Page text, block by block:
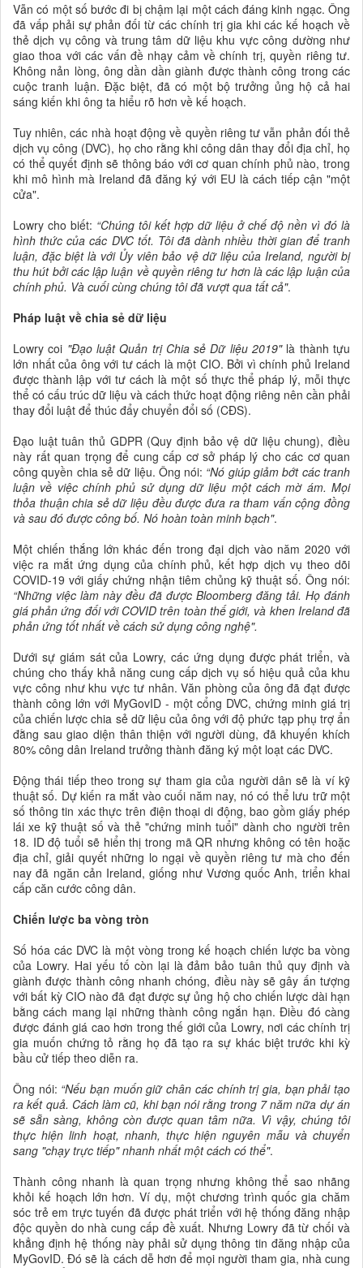
Vẫn có một số bước đi bị chậm lại một cách đáng kinh ngạc. Ông
đã vấp phải sự phản đối từ các chính trị gia khi các kế hoạch về
thẻ dịch vụ công và trung tâm dữ liệu khu vực công dường như
giao thoa với các vấn đề nhạy cảm về chính trị, quyền riêng tư.
Không nản lòng, ông dần dần giành được thành công trong các
cuộc tranh luận. Đặc biệt, đã có một bộ trưởng ủng hộ cả hai
sáng kiến ​​khi ông ta hiểu rõ hơn về kế hoạch.
Tuy nhiên, các nhà hoạt động về quyền riêng tư vẫn phản đối thẻ
dịch vụ công (DVC), họ cho rằng khi công dân thay đổi địa chỉ, họ
có thể quyết định sẽ thông báo với cơ quan chính phủ nào, trong
khi mô hình mà Ireland đã đăng ký với EU là cách tiếp cận "một
cửa".
Lowry cho biết: “Chúng tôi kết hợp dữ liệu ở chế độ nền vì đó là
hình thức của các DVC tốt. Tôi đã dành nhiều thời gian để tranh
luận, đặc biệt là với Ủy viên bảo vệ dữ liệu của Ireland, người bị
thu hút bởi các lập luận về quyền riêng tư hơn là các lập luận của
chính phủ. Và cuối cùng chúng tôi đã vượt qua tất cả".
Pháp luật về chia sẻ dữ liệu
Lowry coi "Đạo luật Quản trị Chia sẻ Dữ liệu 2019" là thành tựu
lớn nhất của ông với tư cách là một CIO. Bởi vì chính phủ Ireland
được thành lập với tư cách là một số thực thể pháp lý, mỗi thực
thể có cấu trúc dữ liệu và cách thức hoạt động riêng nên cần phải
thay đổi luật để thúc đẩy chuyển đổi số (CĐS).
Đạo luật tuân thủ GDPR (Quy định bảo vệ dữ liệu chung), điều
này rất quan trọng để cung cấp cơ sở pháp lý cho các cơ quan
công quyền chia sẻ dữ liệu. Ông nói: “Nó giúp giảm bớt các tranh
luận về việc chính phủ sử dụng dữ liệu một cách mờ ám. Mọi
thỏa thuận chia sẻ dữ liệu đều được đưa ra tham vấn cộng đồng
và sau đó được công bố. Nó hoàn toàn minh bạch".
Một chiến thắng lớn khác đến trong đại dịch vào năm 2020 với
việc ra mắt ứng dụng của chính phủ, kết hợp dịch vụ theo dõi
COVID-19 với giấy chứng nhận tiêm chủng kỹ thuật số. Ông nói:
“Những việc làm này đều đã được Bloomberg đăng tải. Họ đánh
giá phản ứng đối với COVID trên toàn thế giới, và khen Ireland đã
phản ứng tốt nhất về cách sử dụng công nghệ".
Dưới sự giám sát của Lowry, các ứng dụng được phát triển, và
chúng cho thấy khả năng cung cấp dịch vụ số hiệu quả của khu
vực công như khu vực tư nhân. Văn phòng của ông đã đạt được
thành công lớn với MyGovID - một cổng DVC, chứng minh giá trị
của chiến lược chia sẻ dữ liệu của ông với độ phức tạp phụ trợ ẩn
đằng sau giao diện thân thiện với người dùng, đã khuyến khích
80% công dân Ireland trưởng thành đăng ký một loạt các DVC.
Động thái tiếp theo trong sự tham gia của người dân sẽ là ví kỹ
thuật số. Dự kiến ​​ra mắt vào cuối năm nay, nó có thể lưu trữ một
số thông tin xác thực trên điện thoại di động, bao gồm giấy phép
lái xe kỹ thuật số và thẻ "chứng minh tuổi" dành cho người trên
18. ID độ tuổi sẽ hiển thị trong mã QR nhưng không có tên hoặc
địa chỉ, giải quyết những lo ngại về quyền riêng tư mà cho đến
nay đã ngăn cản Ireland, giống như Vương quốc Anh, triển khai
cấp căn cước công dân.
Chiến lược ba vòng tròn
Số hóa các DVC là một vòng trong kế hoạch chiến lược ba vòng
của Lowry. Hai yếu tố còn lại là đảm bảo tuân thủ quy định và
giành được thành công nhanh chóng, điều này sẽ gây ấn tượng
với bất kỳ CIO nào đã đạt được sự ủng hộ cho chiến lược dài hạn
bằng cách mang lại những thành công ngắn hạn. Điều đó càng
được đánh giá cao hơn trong thế giới của Lowry, nơi các chính trị
gia muốn chứng tỏ rằng họ đã tạo ra sự khác biệt trước khi kỳ
bầu cử tiếp theo diễn ra.
Ông nói: “Nếu bạn muốn giữ chân các chính trị gia, bạn phải tạo
ra kết quả. Cách làm cũ, khi bạn nói rằng trong 7 năm nữa dự án
sẽ sẵn sàng, không còn được quan tâm nữa. Vì vậy, chúng tôi
thực hiện linh hoạt, nhanh, thực hiện nguyên mẫu và chuyển
sang "chạy trực tiếp" nhanh nhất một cách có thể".
Thành công nhanh là quan trọng nhưng không thể sao nhãng
khỏi kế hoạch lớn hơn. Ví dụ, một chương trình quốc gia chăm
sóc trẻ em trực tuyến đã được phát triển với hệ thống đăng nhập
độc quyền do nhà cung cấp đề xuất. Nhưng Lowry đã từ chối và
khẳng định hệ thống này phải sử dụng thông tin đăng nhập của
MyGovID. Đó sẽ là cách dễ hơn để mọi người tham gia, nhà cung